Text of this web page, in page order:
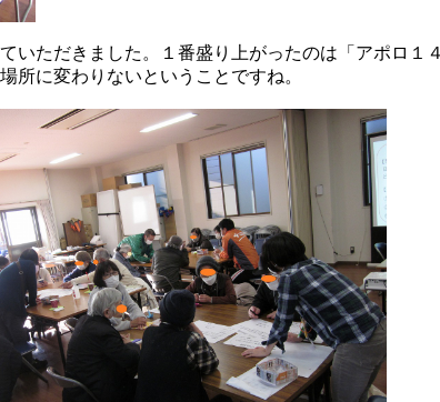
いただきました。１番盛り上がったのは「アポロ１
所に変わりないということですね。